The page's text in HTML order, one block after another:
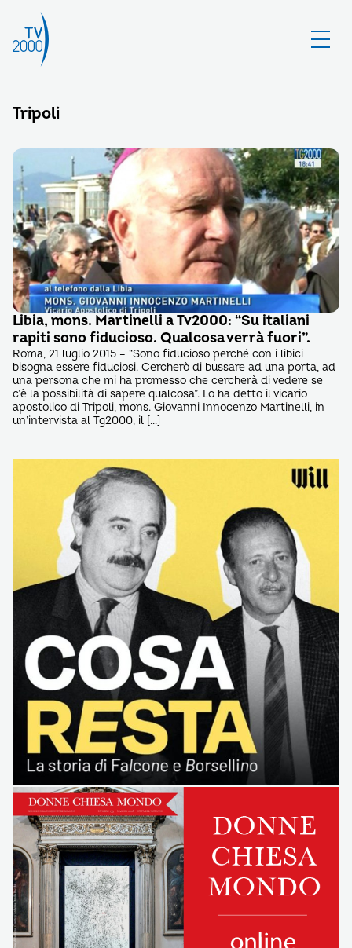
Tripoli
Libia, mons. Martinelli a Tv2000: “Su italiani
rapiti sono fiducioso. Qualcosa verrà fuori”.
Roma, 21 luglio 2015 – “Sono fiducioso perché con i libici
bisogna essere fiduciosi. Cercherò di bussare ad una porta, ad
una persona che mi ha promesso che cercherà di vedere se
c’è la possibilità di sapere qualcosa”. Lo ha detto il vicario
apostolico di Tripoli, mons. Giovanni Innocenzo Martinelli, in
un’intervista al Tg2000, il […]